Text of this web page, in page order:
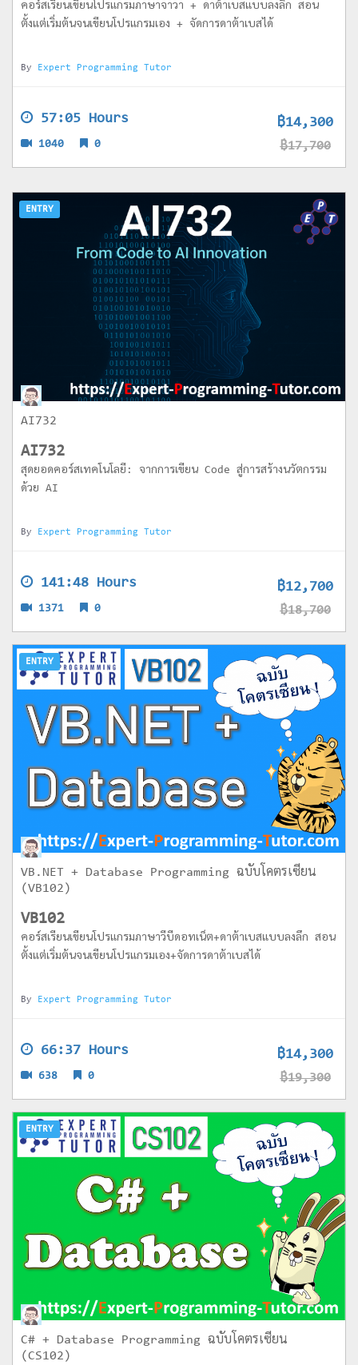
คอร์สเรียนเขียนโปรแกรมภาษาจาวา + ดาต้าเบสแบบลงลึก สอน
ตั้งแต่เริ่มต้นจนเขียนโปรแกรมเอง + จัดการดาต้าเบสได้
By Expert Programming Tutor
57:05 Hours ฿14,300
฿17,700
1040 0
ENTRY
AI732
AI732
สุดยอดคอร์สเทคโนโลยี: จากการเขียน Code สู่การสร้างนวัตกรรม
ด้วย AI
By Expert Programming Tutor
141:48 Hours ฿12,700
฿18,700
1371 0
ENTRY
VB.NET + Database Programming ฉบับโคตรเซียน
(VB102)
VB102
คอร์สเรียนเขียนโปรแกรมภาษาวีบีดอทเน็ต+ดาต้าเบสแบบลงลึก สอน
ตั้งแต่เริ่มต้นจนเขียนโปรแกรมเอง+จัดการดาต้าเบสได้
By Expert Programming Tutor
66:37 Hours ฿14,300
฿19,300
638 0
ENTRY
C# + Database Programming ฉบับโคตรเซียน
(CS102)